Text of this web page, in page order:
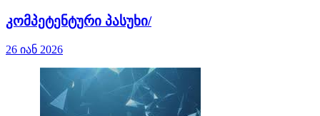
კომპეტენტური პასუხი/
26 იან 2026